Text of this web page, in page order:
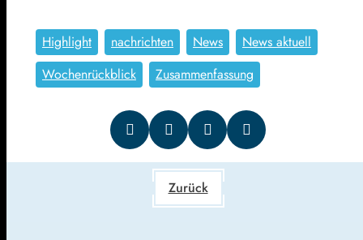
Highlight nachrichten News
News aktuell
Wochenrückblick
Zusammenfassung
Zurück